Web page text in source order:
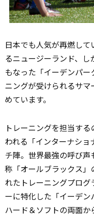
日本でも人気が再燃し
るニュージーランド、
もなった「イーデンパ
ニングが受けられるサマ
めています。
トレーニングを担当す
われる「インターナシ
チ陣。世界最強の呼び
称「オールブラックス」
れたトレーニングプロ
ーに特化した「イーデン
ハード＆ソフトの両面